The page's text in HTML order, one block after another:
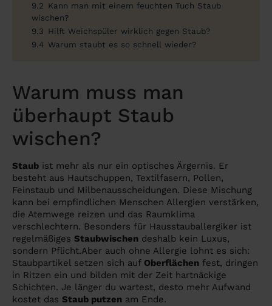
9.2 Kann man mit einem feuchten Tuch Staub
wischen?
9.3 Hilft Weichspüler wirklich gegen Staub?
9.4 Warum staubt es so schnell wieder?
Warum muss man
überhaupt Staub
wischen?
Staub ist mehr als nur ein optisches Ärgernis. Er
besteht aus Hautschuppen, Textilfasern, Pollen,
Feinstaub und Milbenausscheidungen. Diese Mischung
kann bei empfindlichen Menschen Allergien verstärken,
die Atemwege reizen und das Raumklima
verschlechtern. Besonders für Hausstauballergiker ist
regelmäßiges Staubwischen deshalb kein Luxus,
sondern Pflicht.Aber auch ohne Allergie lohnt es sich:
Staubpartikel setzen sich auf Oberflächen fest, dringen
in Ritzen ein und bilden mit der Zeit hartnäckige
Schichten. Je länger du wartest, desto mehr Aufwand
kostet das Staub putzen am Ende.